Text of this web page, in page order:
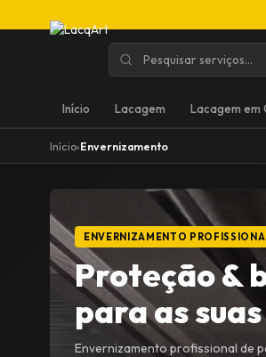
Início Lacagem Lacagem em
Início›Envernizamento
ENVERNIZAMENTO
Proteção &
para as
Envernizamento profissional de